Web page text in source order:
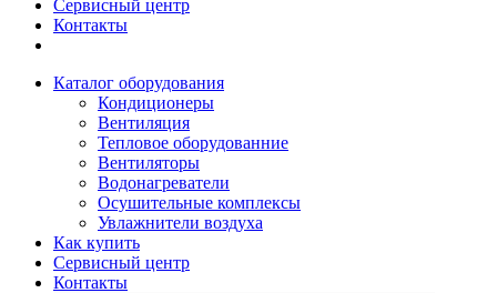
Сервисный центр
Контакты
Каталог оборудования
Кондиционеры
Вентиляция
Тепловое оборудованние
Вентиляторы
Водонагреватели
Осушительные комплексы
Увлажнители воздуха
Как купить
Сервисный центр
Контакты